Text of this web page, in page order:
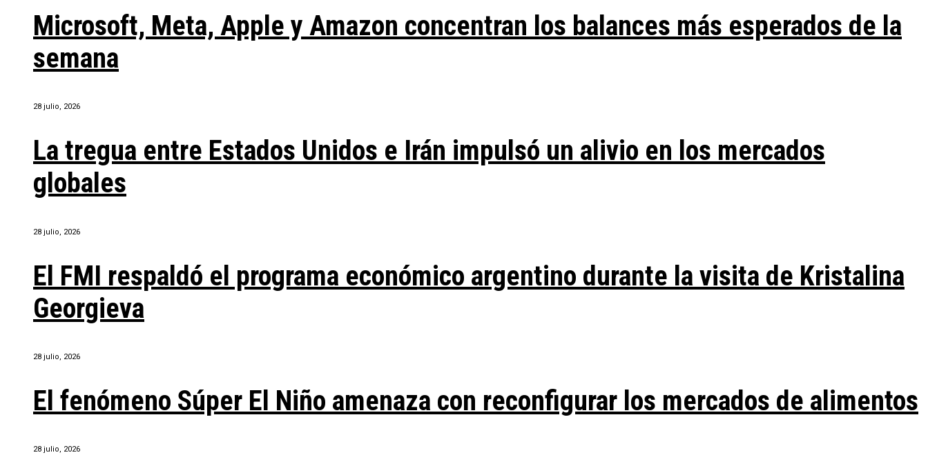
Microsoft, Meta, Apple y Amazon concentran los balances más esperados de la
semana
28 julio, 2026
La tregua entre Estados Unidos e Irán impulsó un alivio en los mercados
globales
28 julio, 2026
El FMI respaldó el programa económico argentino durante la visita de Kristalina
Georgieva
28 julio, 2026
El fenómeno Súper El Niño amenaza con reconfigurar los mercados de alimentos
28 julio, 2026